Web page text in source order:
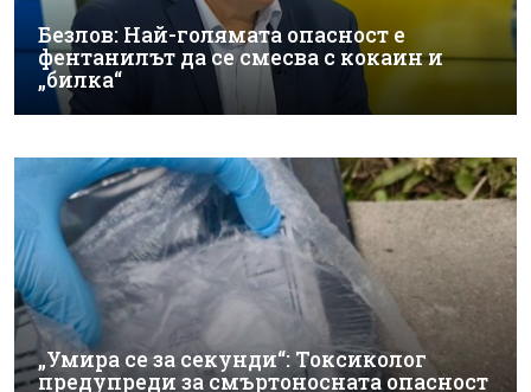
Безлов: Най-голямата опасност е
фентанилът да се смесва с кокаин и
„билка“
„Умира се за секунди“: Токсиколог
предупреди за смъртоносната опасност